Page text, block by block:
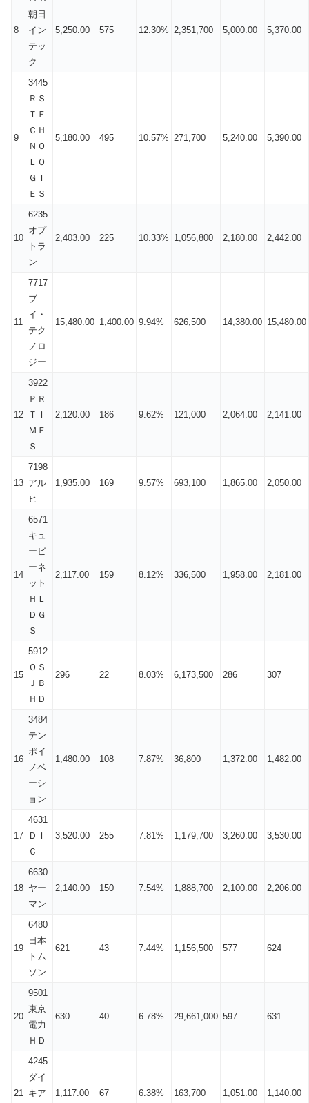
8
朝日
イン
テッ
ク
5,250.00 575 12.30% 2,351,700 5,000.00 5,370.00
9
3445
ＲＳ
ＴＥ
ＣＨ
ＮＯ
ＬＯ
ＧＩ
ＥＳ
5,180.00 495 10.57% 271,700 5,240.00 5,390.00
10
6235
オプ
トラ
ン
2,403.00 225 10.33% 1,056,800 2,180.00 2,442.00
11
7717
ブ
イ・
テク
ノロ
ジー
15,480.00 1,400.00 9.94% 626,500 14,380.00 15,480.00
12
3922
ＰＲ
ＴＩ
ＭＥ
Ｓ
2,120.00 186 9.62% 121,000 2,064.00 2,141.00
13
7198
アル
ヒ
1,935.00 169 9.57% 693,100 1,865.00 2,050.00
14
6571
キュ
ービ
ーネ
ット
ＨＬ
ＤＧ
Ｓ
2,117.00 159 8.12% 336,500 1,958.00 2,181.00
15
5912
ＯＳ
ＪＢ
ＨＤ
296 22 8.03% 6,173,500 286 307
16
3484
テン
ポイ
ノベ
ーシ
ョン
1,480.00 108 7.87% 36,800 1,372.00 1,482.00
17
4631
ＤＩ
Ｃ
3,520.00 255 7.81% 1,179,700 3,260.00 3,530.00
18
6630
ヤー
マン
2,140.00 150 7.54% 1,888,700 2,100.00 2,206.00
19
6480
日本
トム
ソン
621 43 7.44% 1,156,500 577 624
20
9501
東京
電力
ＨＤ
630 40 6.78% 29,661,000 597 631
21
4245
ダイ
キア
1,117.00 67 6.38% 163,700 1,051.00 1,140.00